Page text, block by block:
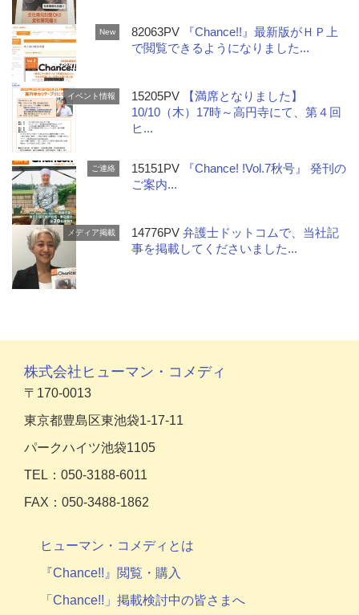
New 82063PV
『Chance!!』最新版がＨＰ上
で閲覧できるようになりました...
イベント情報 15205PV
【満席となりました】
10/10（木）17時～高円寺にて、第４回
ヒ...
ご連絡 15151PV
『Chance! !Vol.7秋号』 発刊の
ご案内...
メディア掲載 14776PV弁護士ドットコムで、当社記
事を掲載してくださいました...
株式会社ヒューマン・コメディ
〒170-0013
東京都豊島区東池袋1-17-11
パークハイツ池袋1105
TEL：050-3188-6011
FAX：050-3488-1862
ヒューマン・コメディとは
『Chance!!』閲覧・購入
「Chance!!」掲載検討中の皆さまへ